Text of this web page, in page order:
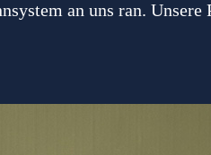
an uns ran.